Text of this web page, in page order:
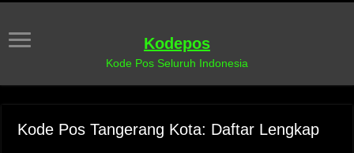
Kodepos
Kode Pos Seluruh Indonesia
Kode Pos Tangerang Kota: Daftar Lengkap